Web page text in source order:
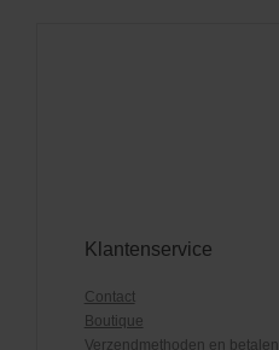
Klantenservice
Contact
Boutique
Verzendmethoden en betalen